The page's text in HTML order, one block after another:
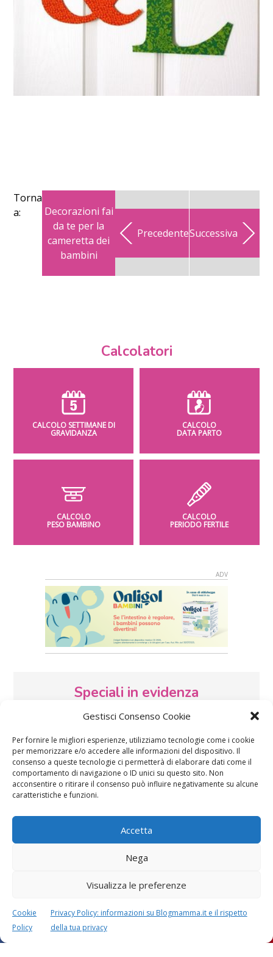
Gestisci Consenso Cookie
Per fornire le migliori esperienze, utilizziamo tecnologie come i cookie
per memorizzare e/o accedere alle informazioni del dispositivo. Il
consenso a queste tecnologie ci permetterà di elaborare dati come il
comportamento di navigazione o ID unici su questo sito. Non
acconsentire o ritirare il consenso può influire negativamente su alcune
caratteristiche e funzioni.
Accetta
Nega
Visualizza le preferenze
Cookie
Policy
Privacy Policy: informazioni su Blogmamma.it e il rispetto
della tua privacy
Torna
a:
Decorazioni fai
da te per la
cameretta dei
bambini
PrecedenteSuccessiva
Calcolatori
CALCOLO SETTIMANE DI
GRAVIDANZA
CALCOLO
DATA PARTO
CALCOLO
PESO BAMBINO
CALCOLO
PERIODO FERTILE
Speciali in evidenza
Vaccini
lavoretti, biglietti
d’auguri, filastrocche
gravidanza